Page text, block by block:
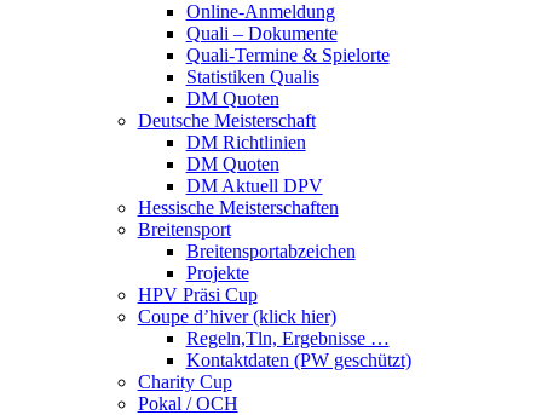
Online-Anmeldung
Quali – Dokumente
Quali-Termine & Spielorte
Statistiken Qualis
DM Quoten
Deutsche Meisterschaft
DM Richtlinien
DM Quoten
DM Aktuell DPV
Hessische Meisterschaften
Breitensport
Breitensportabzeichen
Projekte
HPV Präsi Cup
Coupe d’hiver (klick hier)
Regeln,Tln, Ergebnisse …
Kontaktdaten (PW geschützt)
Charity Cup
Pokal / OCH